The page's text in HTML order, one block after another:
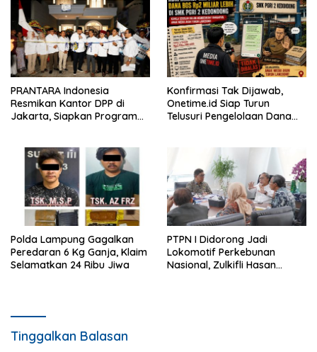
PRANTARA Indonesia
Resmikan Kantor DPP di
Jakarta, Siapkan Program
Konfirmasi Tak Dijawab,
Onetime.id Siap Turun
Telusuri Pengelolaan Dana
Polda Lampung Gagalkan
Peredaran 6 Kg Ganja, Klaim
Selamatkan 24 Ribu Jiwa
PTPN I Didorong Jadi
Lokomotif Perkebunan
Nasional, Zulkifli Hasan
Tinggalkan Balasan